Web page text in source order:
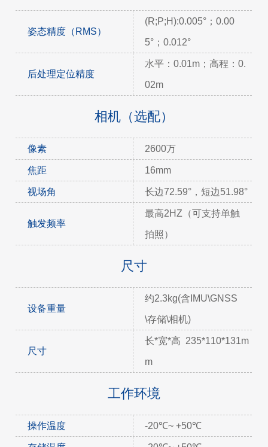
姿态精度（RMS）
(R;P;H):0.005°；0.00
5°；0.012°
后处理定位精度
水平：0.01m；高程：0.
02m
相机（选配）
像素 2600万
焦距 16mm
视场角 长边72.59°，短边51.98°
触发频率
最高2HZ（可支持单触
拍照）
尺寸
设备重量
约2.3kg(含IMU\GNSS
\存储\相机)
尺寸
长*宽*高 235*110*131m
m
工作环境
操作温度 -20℃~ +50℃